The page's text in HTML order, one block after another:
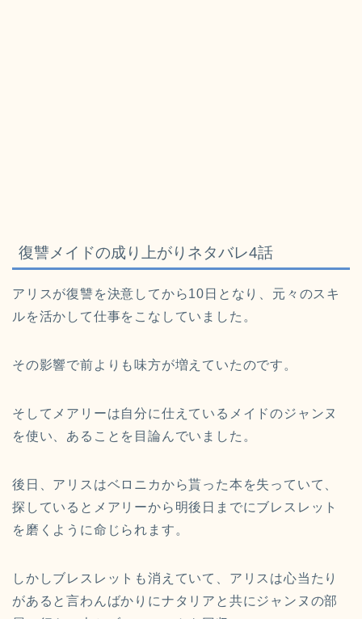
復讐メイドの成り上がりネタバレ4話
アリスが復讐を決意してから10日となり、元々のスキ
ルを活かして仕事をこなしていました。
その影響で前よりも味方が増えていたのです。
そしてメアリーは自分に仕えているメイドのジャンヌ
を使い、あることを目論んでいました。
後日、アリスはベロニカから貰った本を失っていて、
探しているとメアリーから明後日までにブレスレット
を磨くように命じられます。
しかしブレスレットも消えていて、アリスは心当たり
があると言わんばかりにナタリアと共にジャンヌの部